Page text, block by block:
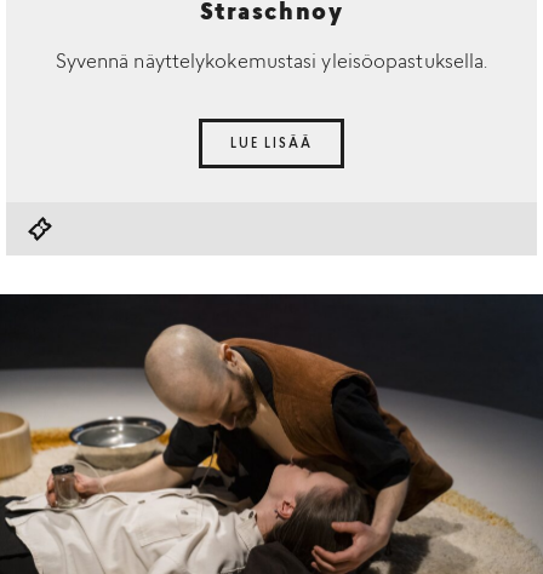
Straschnoy
Syvennä näyttelykokemustasi yleisöopastuksella.
LUE LISÄÄ